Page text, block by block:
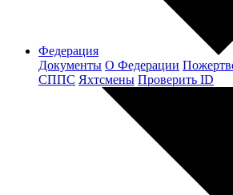
Федерация
Документы О Федерации
СППС Яхтсмены Проверить ID